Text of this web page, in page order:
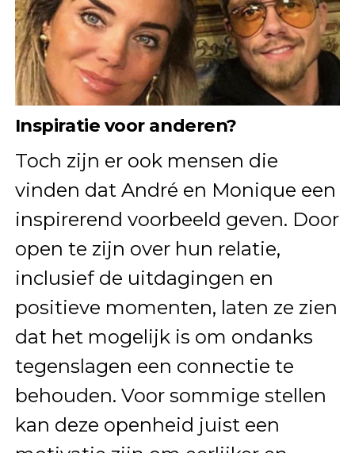
Inspiratie voor anderen?
Toch zijn er ook mensen die
vinden dat André en Monique een
inspirerend voorbeeld geven. Door
open te zijn over hun relatie,
inclusief de uitdagingen en
positieve momenten, laten ze zien
dat het mogelijk is om ondanks
tegenslagen een connectie te
behouden. Voor sommige stellen
kan deze openheid juist een